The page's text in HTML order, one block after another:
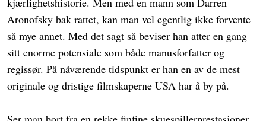
Aronofsky bak rattet, kan man vel egentlig ikke forvente
så mye annet. Med det sagt så beviser han atter en gang
sitt enorme potensiale som både manusforfatter og
regissør. På nåværende tidspunkt er han en av de mest
originale og dristige filmskaperne USA har å by på.